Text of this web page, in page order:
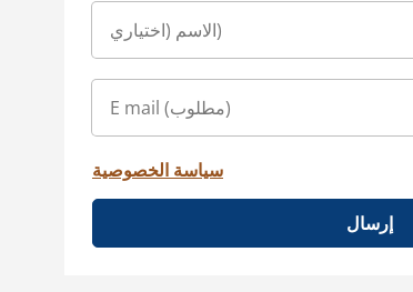
سياسة الخصوصية
إرسال